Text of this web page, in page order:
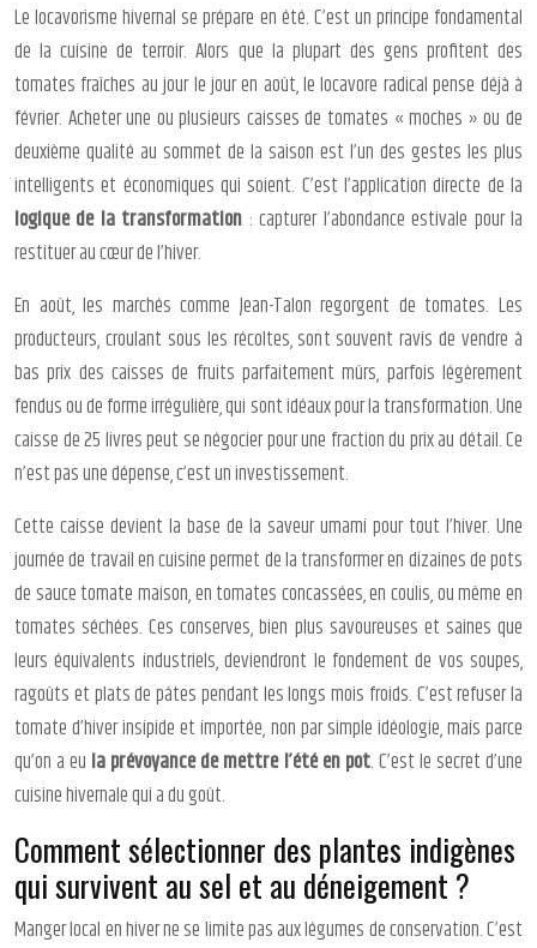
Le locavorisme hivernal se prépare en été. C’est un principe fondamental
de la cuisine de terroir. Alors que la plupart des gens profitent des
tomates fraîches au jour le jour en août, le locavore radical pense déjà à
février. Acheter une ou plusieurs caisses de tomates « moches » ou de
deuxième qualité au sommet de la saison est l’un des gestes les plus
intelligents et économiques qui soient. C’est l’application directe de la
logique de la transformation : capturer l’abondance estivale pour la
restituer au cœur de l’hiver.
En août, les marchés comme Jean-Talon regorgent de tomates. Les
producteurs, croulant sous les récoltes, sont souvent ravis de vendre à
bas prix des caisses de fruits parfaitement mûrs, parfois légèrement
fendus ou de forme irrégulière, qui sont idéaux pour la transformation. Une
caisse de 25 livres peut se négocier pour une fraction du prix au détail. Ce
n’est pas une dépense, c’est un investissement.
Cette caisse devient la base de la saveur umami pour tout l’hiver. Une
journée de travail en cuisine permet de la transformer en dizaines de pots
de sauce tomate maison, en tomates concassées, en coulis, ou même en
tomates séchées. Ces conserves, bien plus savoureuses et saines que
leurs équivalents industriels, deviendront le fondement de vos soupes,
ragoûts et plats de pâtes pendant les longs mois froids. C’est refuser la
tomate d’hiver insipide et importée, non par simple idéologie, mais parce
qu’on a eu la prévoyance de mettre l’été en pot. C’est le secret d’une
cuisine hivernale qui a du goût.
Comment sélectionner des plantes indigènes
qui survivent au sel et au déneigement ?
Manger local en hiver ne se limite pas aux légumes de conservation. C’est